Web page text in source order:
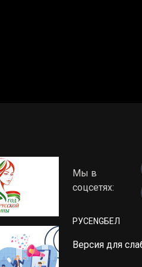
Мы в
соцсетях:
РУСENGБЕЛ
Версия для